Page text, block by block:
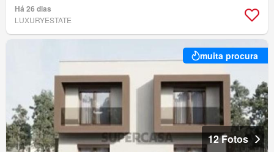
Há 26 dias
LUXURYESTATE
muita procura
12 Fotos